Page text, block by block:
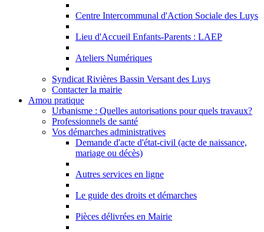
Centre Intercommunal d'Action Sociale des Luys
Lieu d'Accueil Enfants-Parents : LAEP
Ateliers Numériques
Syndicat Rivières Bassin Versant des Luys
Contacter la mairie
Amou pratique
Urbanisme : Quelles autorisations pour quels travaux?
Professionnels de santé
Vos démarches administratives
Demande d'acte d'état-civil (acte de naissance,
mariage ou décès)
Autres services en ligne
Le guide des droits et démarches
Pièces délivrées en Mairie